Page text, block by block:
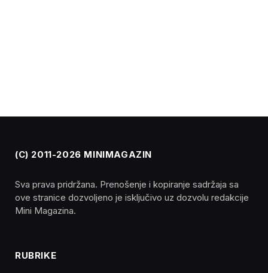
(C) 2011-2026 MINIMAGAZIN
Sva prava pridržana. Prenošenje i kopiranje sadržaja sa
ove stranice dozvoljeno je isključivo uz dozvolu redakcije
Mini Magazina.
RUBRIKE